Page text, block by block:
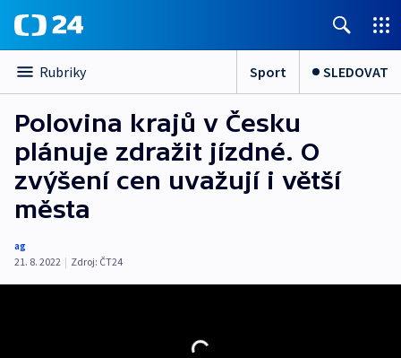
Rubriky Sport SLEDOVAT
Polovina krajů v Česku
plánuje zdražit jízdné. O
zvýšení cen uvažují i větší
města
ag
21. 8. 2022 | Zdroj: ČT24